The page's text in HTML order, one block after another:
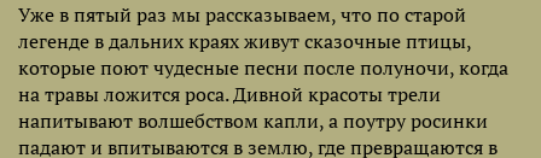
Уже в пятый раз мы рассказываем, что по старой
легенде в дальних краях живут сказочные птицы,
которые поют чудесные песни после полуночи, когда
на травы ложится роса. Дивной красоты трели
напитывают волшебством капли, а поутру росинки
падают и впитываются в землю, где превращаются в